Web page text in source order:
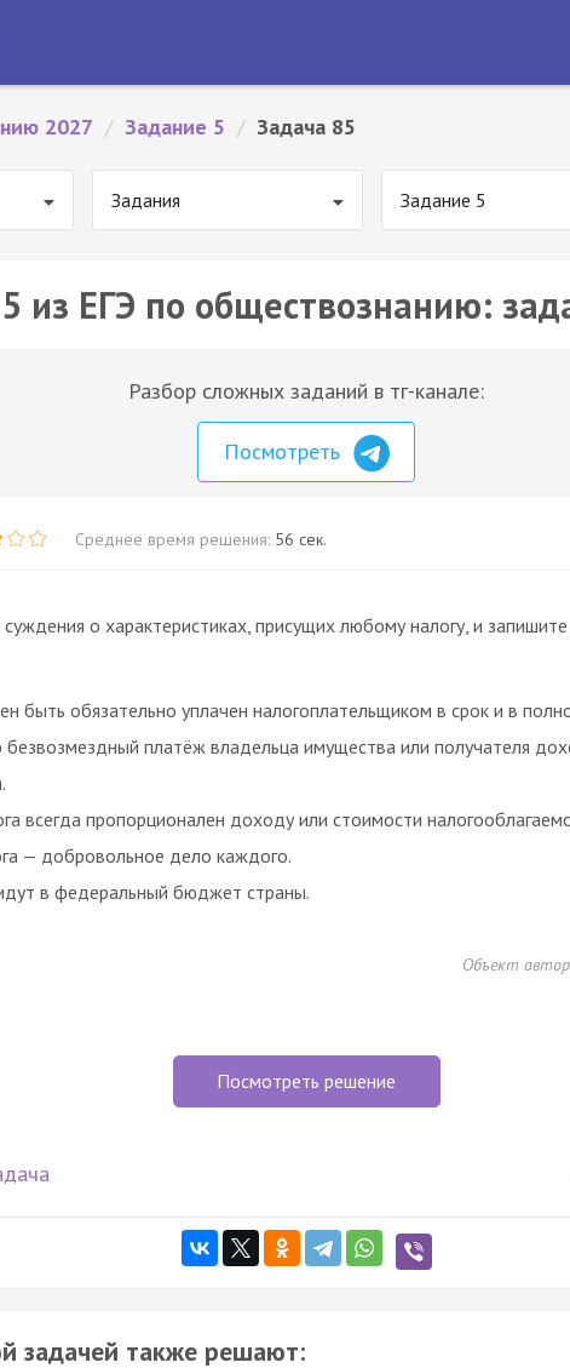
2027 / Задание 5 / Задача 85
Задания Задание 5
из ЕГЭ по обществознанию:
Разбор сложных заданий в тг-канале:
Посмотреть
Среднее время решения: 56 сек.
о характеристиках, присущих любому налогу, и
быть обязательно уплачен налогоплательщиком в срок и в
платёж владельца имущества или получателя
всегда пропорционален доходу или стоимости
— добровольное дело каждого.
в федеральный бюджет страны.
Объект
Посмотреть решение
задачей также решают: